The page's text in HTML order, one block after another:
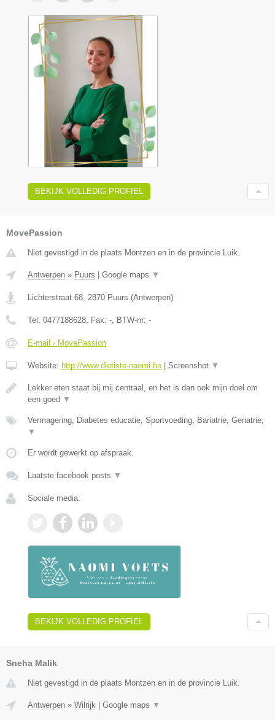
BEKIJK VOLLEDIG PROFIEL
MovePassion
Niet gevestigd in de plaats Montzen en in de provincie Luik.
Antwerpen » Puurs Google maps ▼
Lichterstraat 68 2870 Puurs (Antwerpen)
Tel: 0477188628 , Fax: - , BTW-nr: -
E-mail › MovePassion
Website: http://www.dietiste-naomi.be Screenshot ▼
Lekker eten staat bij mij centraal, en het is dan ook mijn doel om
een goed ▼
Vermagering, Diabetes educatie, Sportvoeding, Bariatrie, Geriatrie,
▼
Er wordt gewerkt op afspraak.
Laatste facebook posts ▼
Sociale media:
BEKIJK VOLLEDIG PROFIEL
Sneha Malik
Niet gevestigd in de plaats Montzen en in de provincie Luik.
Antwerpen » Wilrijk Google maps ▼